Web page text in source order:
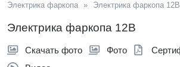
Электрика фаркопа » Электрика фаркопа 12В
Электрика фаркопа 12В
Скачать фото Фото